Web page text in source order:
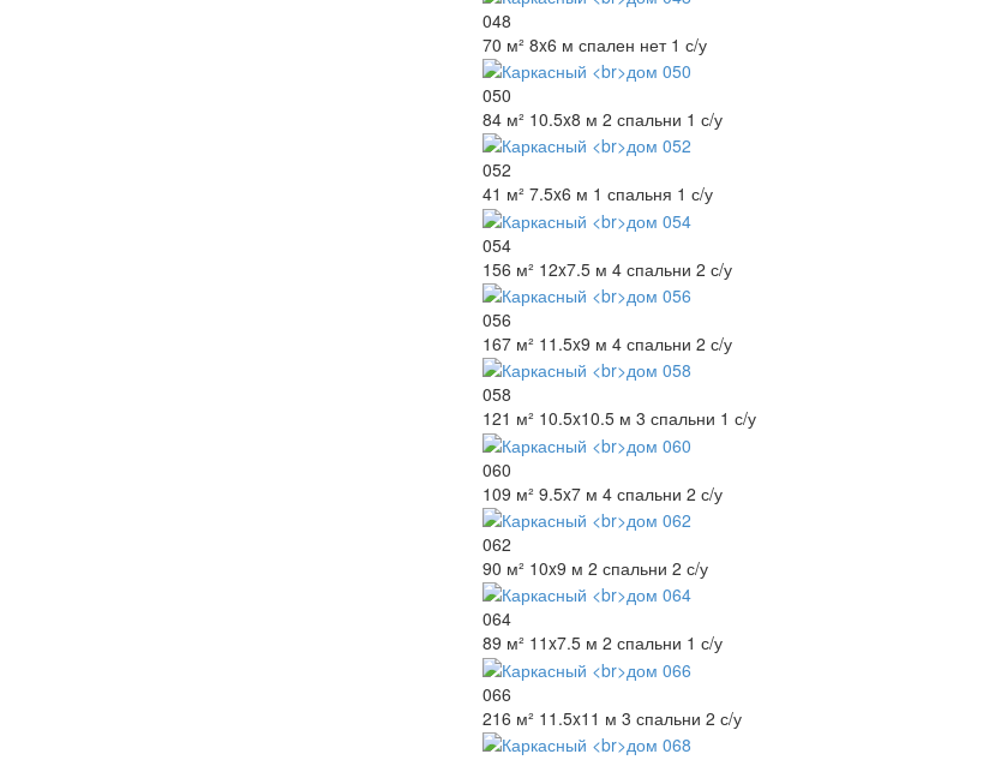
048
70 м² 8x6 м спален нет 1 с/у
050
84 м² 10.5x8 м 2 спальни 1 с/у
052
41 м² 7.5x6 м 1 спальня 1 с/у
054
156 м² 12x7.5 м 4 спальни 2 с/у
056
167 м² 11.5x9 м 4 спальни 2 с/у
058
121 м² 10.5x10.5 м 3 спальни 1 с/у
060
109 м² 9.5x7 м 4 спальни 2 с/у
062
90 м² 10x9 м 2 спальни 2 с/у
064
89 м² 11x7.5 м 2 спальни 1 с/у
066
216 м² 11.5x11 м 3 спальни 2 с/у